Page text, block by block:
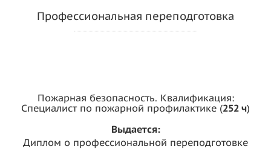
Профессиональная переподготовка
Пожарная безопасность. Квалификация:
Специалист по пожарной профилактике (252 ч)
Выдается:
Диплом о профессиональной переподготовке